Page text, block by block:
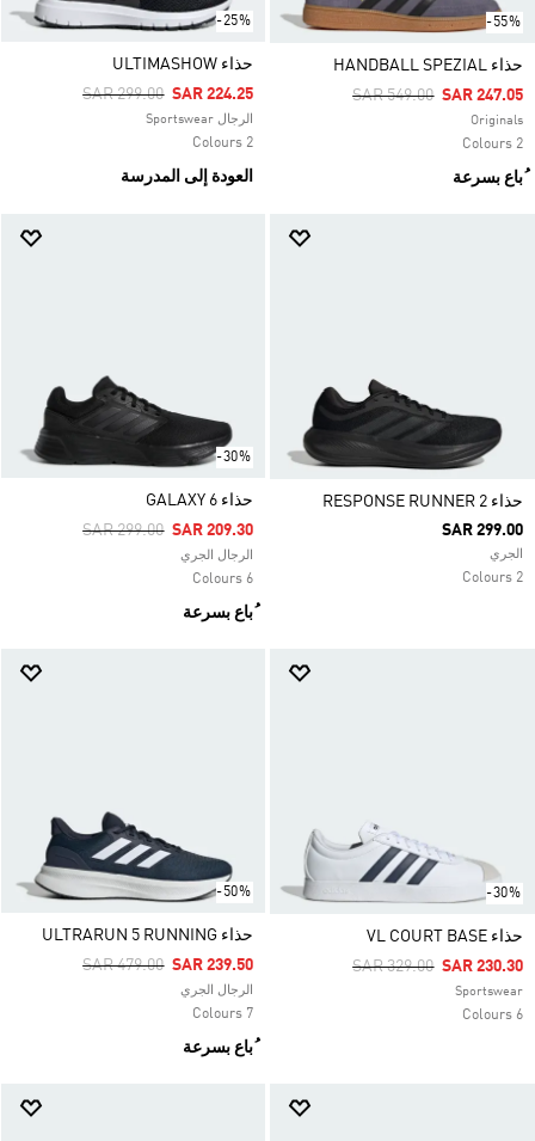
-55%
حذاء HANDBALL SPEZIAL
Price Reduced From
SAR 549.00ToSAR 247.05
Originals
2 Colours
ُباع بسرعة
-25%
حذاء ULTIMASHOW
Price Reduced From
SAR 299.00ToSAR 224.25
الرجال Sportswear
2 Colours
العودة إلى المدرسة
حذاء RESPONSE RUNNER 2
SAR 299.00
الجري
2 Colours
-30%
حذاء GALAXY 6
Price Reduced From
SAR 299.00ToSAR 209.30
الرجال الجري
6 Colours
ُباع بسرعة
-30%
حذاء VL COURT BASE
Price Reduced From
SAR 329.00ToSAR 230.30
Sportswear
6 Colours
-50%
حذاء ULTRARUN 5 RUNNING
Price Reduced From
SAR 479.00ToSAR 239.50
الرجال الجري
7 Colours
ُباع بسرعة